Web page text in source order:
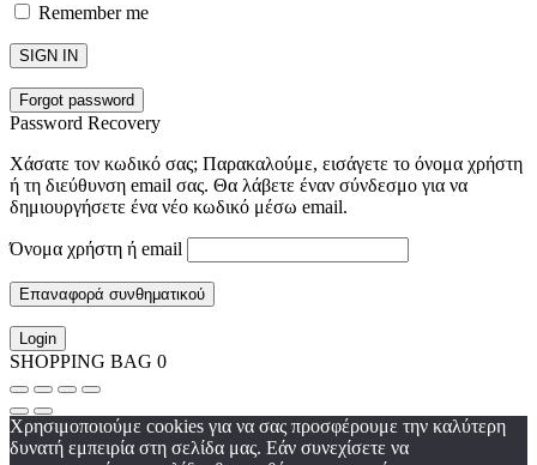
Remember me
SIGN IN
Forgot password
Password Recovery
Χάσατε τον κωδικό σας; Παρακαλούμε, εισάγετε το όνομα χρήστη
ή τη διεύθυνση email σας. Θα λάβετε έναν σύνδεσμο για να
δημιουργήσετε ένα νέο κωδικό μέσω email.
Όνομα χρήστη ή email
Επαναφορά συνθηματικού
Login
SHOPPING BAG 0
Χρησιμοποιούμε cookies για να σας προσφέρουμε την καλύτερη
δυνατή εμπειρία στη σελίδα μας. Εάν συνεχίσετε να